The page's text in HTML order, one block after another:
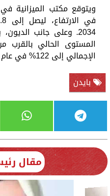
ويتوقع مكتب الميزانية
2034. وعلى جانب
الإجمالي إلى 122% في عام 2034.
بايدن
مقال